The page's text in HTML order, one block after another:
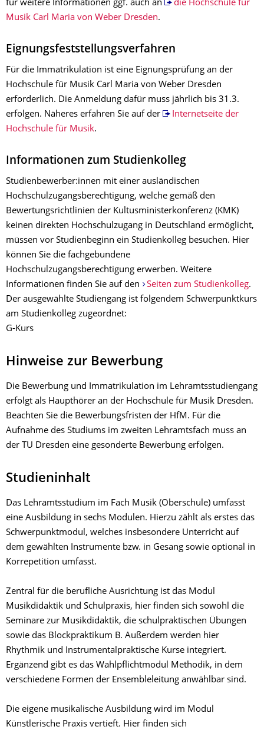
für weitere Informationen ggf. auch an
die Hochschule für
Musik Carl Maria von Weber Dresden.
Eignungsfeststellungsverfahren
Für die Immatrikulation ist eine Eignungsprüfung an der
Hochschule für Musik Carl Maria von Weber Dresden
erforderlich. Die Anmeldung dafür muss jährlich bis 31.3.
erfolgen. Näheres erfahren Sie auf der
Internetseite der
Hochschule für Musik.
Informationen zum Studienkolleg
Studienbewerber:innen mit einer ausländischen
Hochschulzugangsberechtigung, welche gemäß den
Bewertungsrichtlinien der Kultusministerkonferenz (KMK)
keinen direkten Hochschulzugang in Deutschland ermöglicht,
müssen vor Studienbeginn ein Studienkolleg besuchen. Hier
können Sie die fachgebundene
Hochschulzugangsberechtigung erwerben. Weitere
Informationen finden Sie auf den
Seiten zum Studienkolleg.
Der ausgewählte Studiengang ist folgendem Schwerpunktkurs
am Studienkolleg zugeordnet:
G-Kurs
Hinweise zur Bewerbung
Die Bewerbung und Immatrikulation im Lehramtsstudiengang
erfolgt als Haupthörer an der Hochschule für Musik Dresden.
Beachten Sie die Bewerbungsfristen der HfM. Für die
Aufnahme des Studiums im zweiten Lehramtsfach muss an
der TU Dresden eine gesonderte Bewerbung erfolgen.
Studieninhalt
Das Lehramtsstudium im Fach Musik (Oberschule) umfasst
eine Ausbildung in sechs Modulen. Hierzu zählt als erstes das
Schwerpunktmodul, welches insbesondere Unterricht auf
dem gewählten Instrumente bzw. in Gesang sowie optional in
Korrepetition umfasst.
Zentral für die berufliche Ausrichtung ist das Modul
Musikdidaktik und Schulpraxis, hier finden sich sowohl die
Seminare zur Musikdidaktik, die schulpraktischen Übungen
sowie das Blockpraktikum B. Außerdem werden hier
Rhythmik und Instrumentalpraktische Kurse integriert.
Ergänzend gibt es das Wahlpflichtmodul Methodik, in dem
verschiedene Formen der Ensembleleitung anwählbar sind.
Die eigene musikalische Ausbildung wird im Modul
Künstlerische Praxis vertieft. Hier finden sich